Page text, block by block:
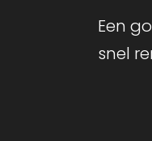
Een
snel